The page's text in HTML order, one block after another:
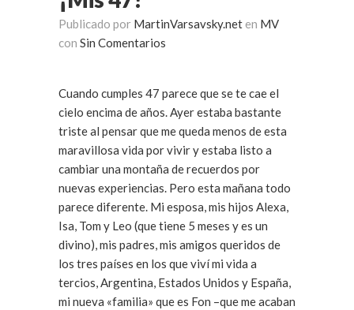
Publicado por MartinVarsavsky.net en MV
con Sin Comentarios
Cuando cumples 47 parece que se te cae el
cielo encima de años. Ayer estaba bastante
triste al pensar que me queda menos de esta
maravillosa vida por vivir y estaba listo a
cambiar una montaña de recuerdos por
nuevas experiencias. Pero esta mañana todo
parece diferente. Mi esposa, mis hijos Alexa,
Isa, Tom y Leo (que tiene 5 meses y es un
divino), mis padres, mis amigos queridos de
los tres países en los que viví mi vida a
tercios, Argentina, Estados Unidos y España,
mi nueva «familia» que es Fon –que me acaban